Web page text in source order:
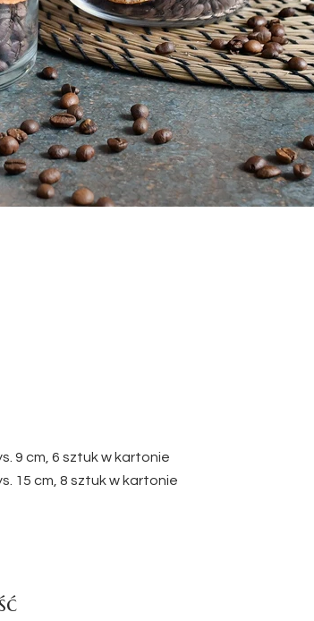
9 cm, 6 sztuk w kartonie
15 cm, 8 sztuk w kartonie